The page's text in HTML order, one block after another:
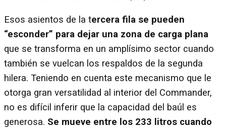
Esos asientos de la tercera fila se pueden
“esconder” para dejar una zona de carga plana
que se transforma en un amplísimo sector cuando
también se vuelcan los respaldos de la segunda
hilera. Teniendo en cuenta este mecanismo que le
otorga gran versatilidad al interior del Commander,
no es difícil inferir que la capacidad del baúl es
generosa. Se mueve entre los 233 litros cuando